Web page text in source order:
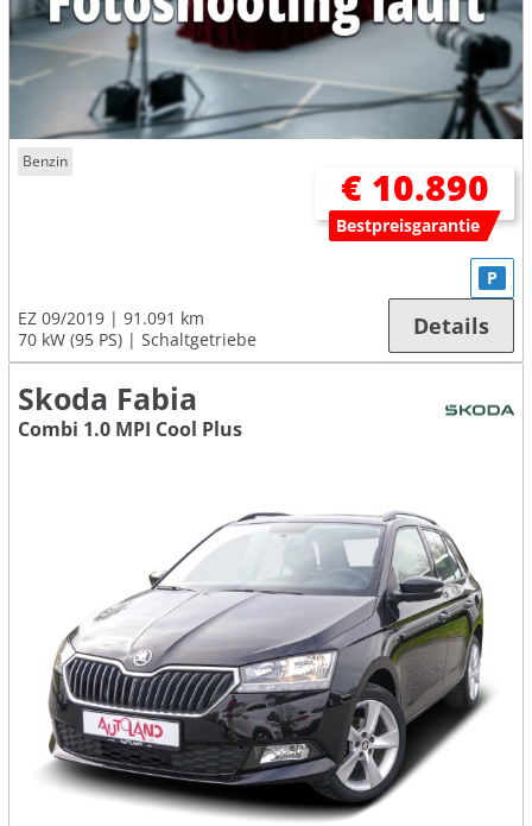
Benzin
€ 10.890
Bestpreisgarantie
EZ 09/2019
91.091 km
70 kW (95 PS)
Schaltgetriebe
P
Details
Skoda Fabia
Combi 1.0 MPI Cool Plus